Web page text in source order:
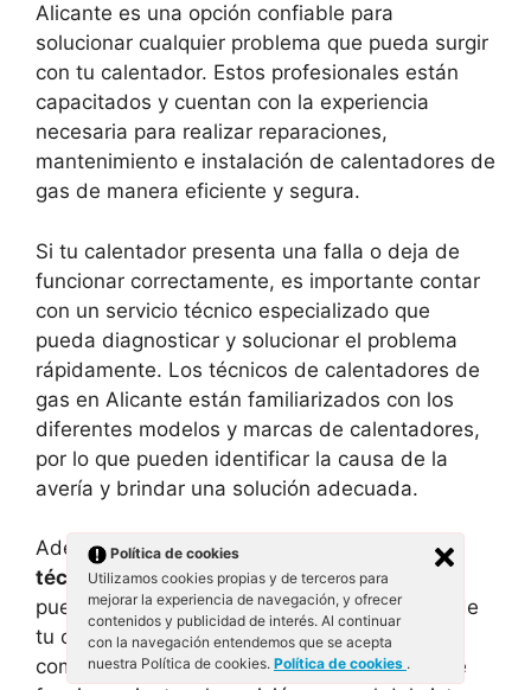
Alicante es una opción confiable para
solucionar cualquier problema que pueda surgir
con tu calentador. Estos profesionales están
capacitados y cuentan con la experiencia
necesaria para realizar reparaciones,
mantenimiento e instalación de calentadores de
gas de manera eficiente y segura.
Si tu calentador presenta una falla o deja de
funcionar correctamente, es importante contar
con un servicio técnico especializado que
pueda diagnosticar y solucionar el problema
rápidamente. Los técnicos de calentadores de
gas en Alicante están familiarizados con los
diferentes modelos y marcas de calentadores,
por lo que pueden identificar la causa de la
avería y brindar una solución adecuada.
Además de las reparaciones, el
técnico de calentadores de gastambién
puede realizar el mantenimiento preventivo de
tu calentador. Esto implica la limpieza de los
componentes, el ajuste de los parámetros de
Política de cookies
Utilizamos cookies propias y de terceros para
mejorar la experiencia de navegación, y ofrecer
contenidos y publicidad de interés. Al continuar
con la navegación entendemos que se acepta
nuestra Política de cookies. Política de cookies .